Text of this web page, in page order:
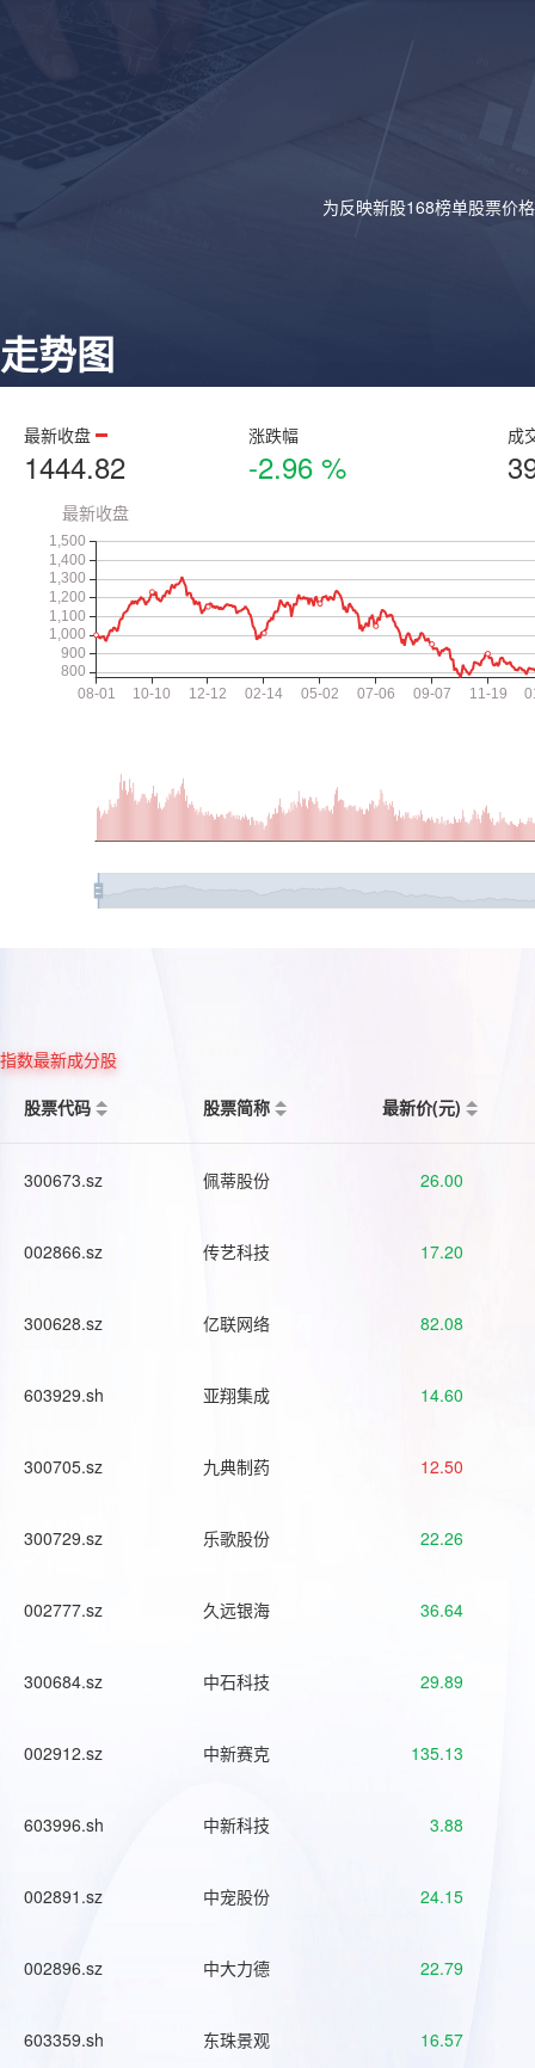
为反映新股168榜单股票价
走势图
最新收盘
1444.82
涨跌幅
-2.96 %
成
指数最新成分股
股票代码
股票简称 最新价(元)
300673.sz 佩蒂股份 26.00
002866.sz 传艺科技 17.20
300628.sz 亿联网络 82.08
603929.sh 亚翔集成 14.60
300705.sz 九典制药 12.50
300729.sz 乐歌股份 22.26
002777.sz 久远银海 36.64
300684.sz 中石科技 29.89
002912.sz 中新赛克 135.13
603996.sh 中新科技 3.88
002891.sz 中宠股份 24.15
002896.sz 中大力德 22.79
603359.sh 东珠景观 16.57